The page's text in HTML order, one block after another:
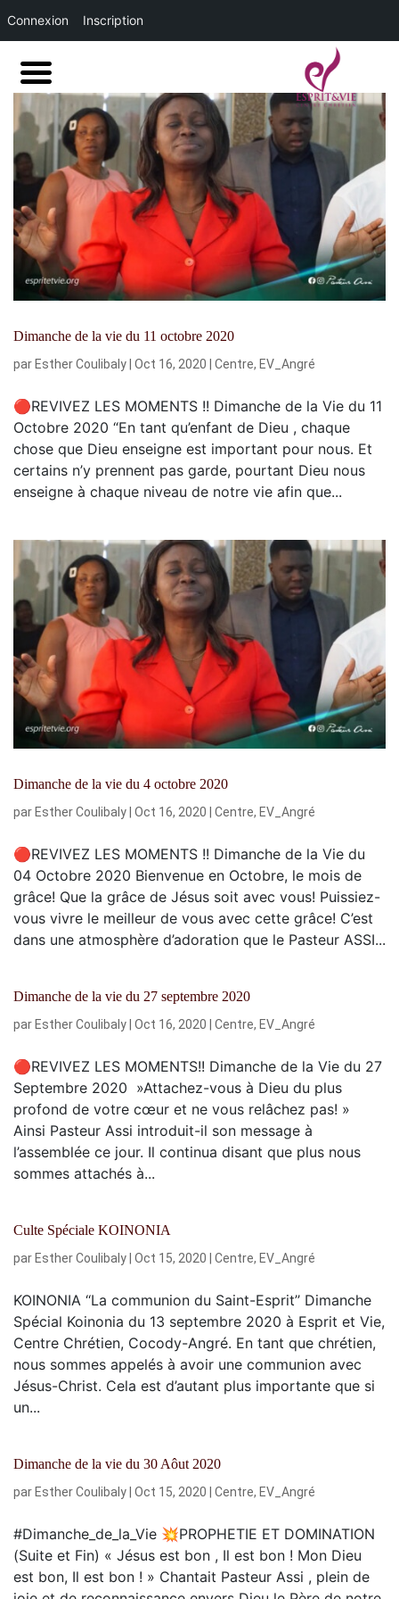
Dimanche de la vie du 11 octobre 2020
par Esther Coulibaly Oct 16, 2020 Centre, EV_Angré
🔴REVIVEZ LES MOMENTS !! Dimanche de la Vie du 11
Octobre 2020 “En tant qu’enfant de Dieu , chaque
chose que Dieu enseigne est important pour nous. Et
certains n’y prennent pas garde, pourtant Dieu nous
enseigne à chaque niveau de notre vie afin que...
Dimanche de la vie du 4 octobre 2020
par Esther Coulibaly Oct 16, 2020 Centre, EV_Angré
🔴REVIVEZ LES MOMENTS !! Dimanche de la Vie du
04 Octobre 2020 Bienvenue en Octobre, le mois de
grâce! Que la grâce de Jésus soit avec vous! Puissiez-
vous vivre le meilleur de vous avec cette grâce! C’est
dans une atmosphère d’adoration que le Pasteur ASSI...
Dimanche de la vie du 27 septembre 2020
par Esther Coulibaly Oct 16, 2020 Centre, EV_Angré
🔴REVIVEZ LES MOMENTS!! Dimanche de la Vie du 27
Septembre 2020 »Attachez-vous à Dieu du plus
profond de votre cœur et ne vous relâchez pas! »
Ainsi Pasteur Assi introduit-il son message à
l’assemblée ce jour. Il continua disant que plus nous
sommes attachés à...
Culte Spéciale KOINONIA
par Esther Coulibaly Oct 15, 2020 Centre, EV_Angré
KOINONIA ‘‘La communion du Saint-Esprit’’ Dimanche
Spécial Koinonia du 13 septembre 2020 à Esprit et Vie,
Centre Chrétien, Cocody-Angré. En tant que chrétien,
nous sommes appelés à avoir une communion avec
Jésus-Christ. Cela est d’autant plus importante que si
un...
Dimanche de la vie du 30 Aôut 2020
par Esther Coulibaly Oct 15, 2020 Centre, EV_Angré
#Dimanche_de_la_Vie 💥PROPHETIE ET DOMINATION
(Suite et Fin) « Jésus est bon , Il est bon ! Mon Dieu
est bon, Il est bon ! » Chantait Pasteur Assi , plein de
Connexion Inscription